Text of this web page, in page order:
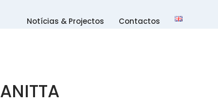
Notícias & Projectos Contactos
ANITTA